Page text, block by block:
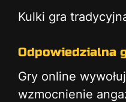
Kulki gra
Odpowiedzialna
Gry online
wzmocnienie